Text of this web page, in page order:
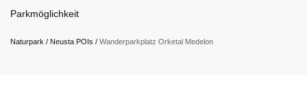
Parkmöglichkeit
Naturpark / Neusta POIs / Wanderparkplatz Orketal Medelon